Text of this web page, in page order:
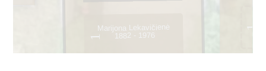
1
1
Marijona Lekavičienė
1882 - 1976